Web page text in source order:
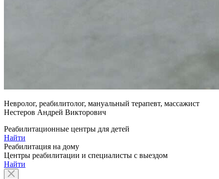
Невролог, реабилитолог, мануальный терапевт, массажист
Нестеров Андрей Викторович
Реабилитационные центры для детей
Найти
Реабилитация на дому
Центры реабилитации и специалисты с выездом
Найти